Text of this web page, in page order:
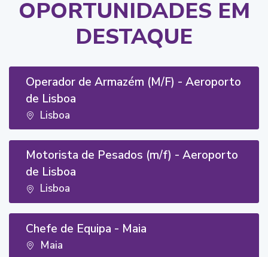
OPORTUNIDADES EM
DESTAQUE
Operador de Armazém (M/F) - Aeroporto
de Lisboa
Lisboa
Motorista de Pesados (m/f) - Aeroporto
de Lisboa
Lisboa
Chefe de Equipa - Maia
Maia